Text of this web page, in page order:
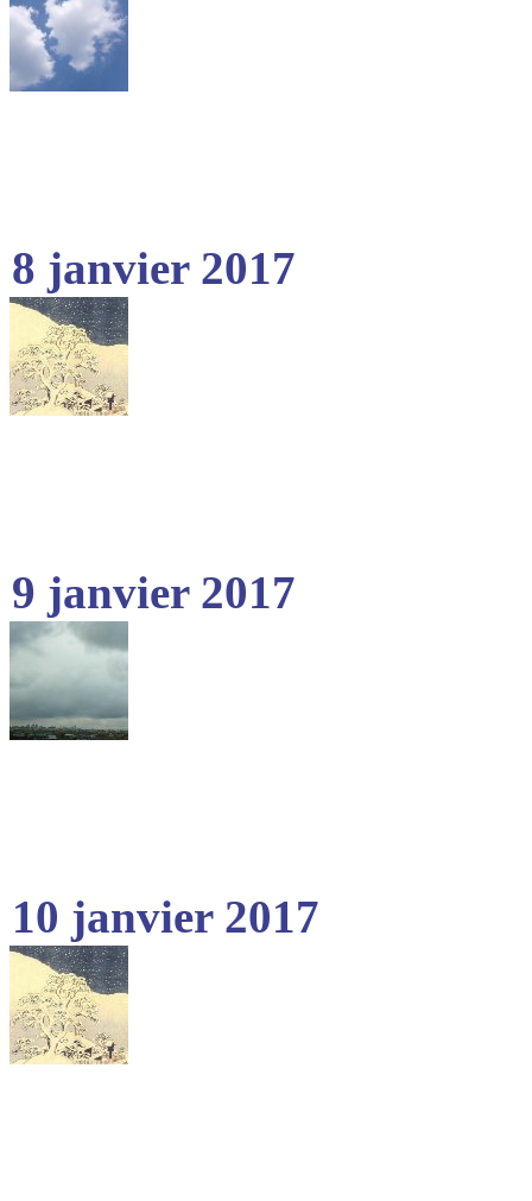
8 janvier 2017
9 janvier 2017
10 janvier 2017